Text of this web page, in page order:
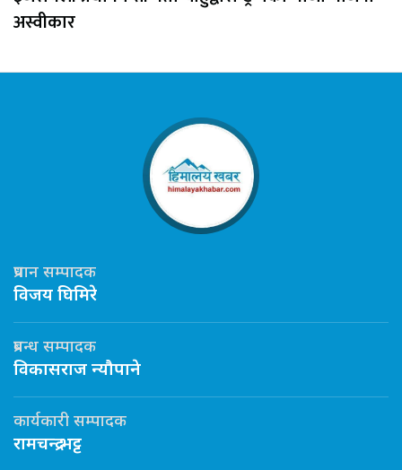
अस्वीकार
प्रधान सम्पादक
विजय घिमिरे
प्रबन्ध सम्पादक
विकासराज न्यौपाने
कार्यकारी सम्पादक
रामचन्द्र भट्ट